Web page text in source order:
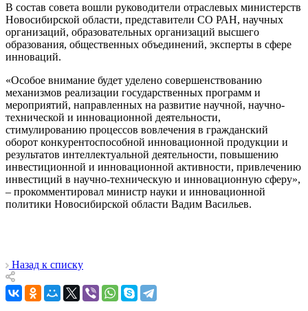
В состав совета вошли руководители отраслевых министерств
Новосибирской области, представители СО РАН, научных
организаций, образовательных организаций высшего
образования, общественных объединений, эксперты в сфере
инноваций.
«Особое внимание будет уделено совершенствованию
механизмов реализации государственных программ и
мероприятий, направленных на развитие научной, научно-
технической и инновационной деятельности,
стимулированию процессов вовлечения в гражданский
оборот конкурентоспособной инновационной продукции и
результатов интеллектуальной деятельности, повышению
инвестиционной и инновационной активности, привлечению
инвестиций в научно-техническую и инновационную сферу»,
– прокомментировал министр науки и инновационной
политики Новосибирской области Вадим Васильев.
Назад к списку